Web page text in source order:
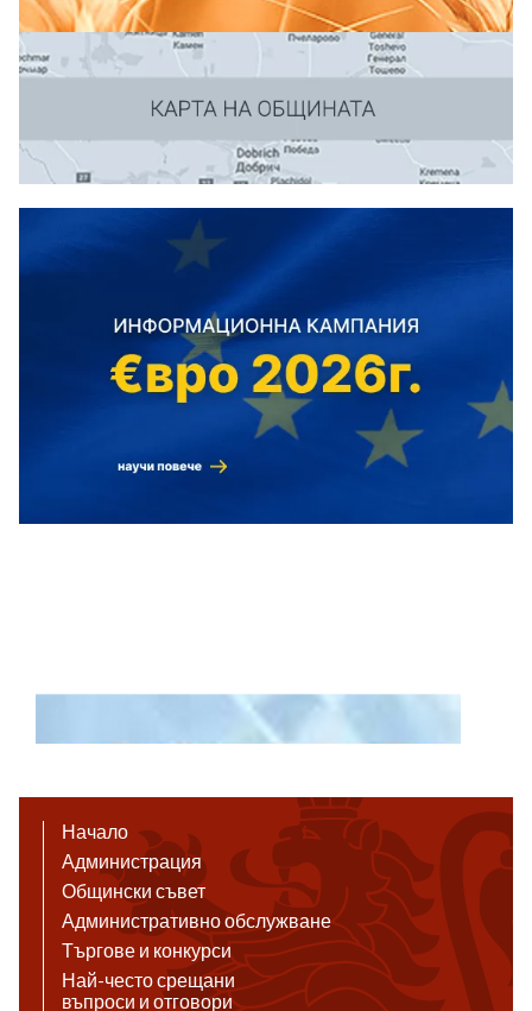
Начало
Администрация
Общински съвет
Административно обслужване
Търгове и конкурси
Най-често срещани
въпроси и отговори